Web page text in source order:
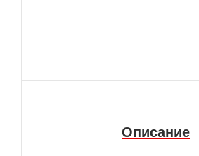
Описание